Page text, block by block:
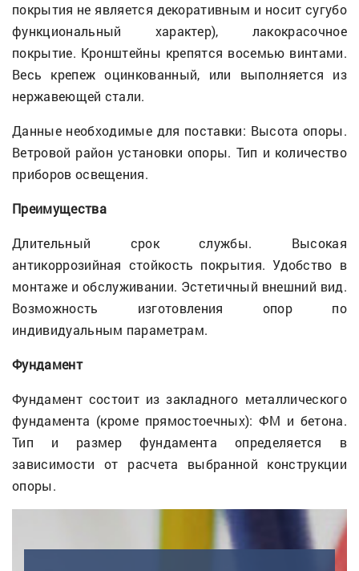
покрытия не является декоративным и носит сугубо
функциональный характер), лакокрасочное
покрытие. Кронштейны крепятся восемью винтами.
Весь крепеж оцинкованный, или выполняется из
нержавеющей стали.
Данные необходимые для поставки: Высота опоры.
Ветровой район установки опоры. Тип и количество
приборов освещения.
Преимущества
Длительный срок службы. Высокая
антикоррозийная стойкость покрытия. Удобство в
монтаже и обслуживании. Эстетичный внешний вид.
Возможность изготовления опор по
индивидуальным параметрам.
Фундамент
Фундамент состоит из закладного металлического
фундамента (кроме прямостоечных): ФМ и бетона.
Тип и размер фундамента определяется в
зависимости от расчета выбранной конструкции
опоры.